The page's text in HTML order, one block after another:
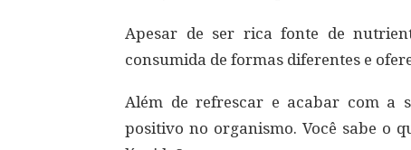
Apesar de ser rica fonte de
consumida de formas diferentes e
Além de refrescar e acabar com a
positivo no organismo. Você sabe o